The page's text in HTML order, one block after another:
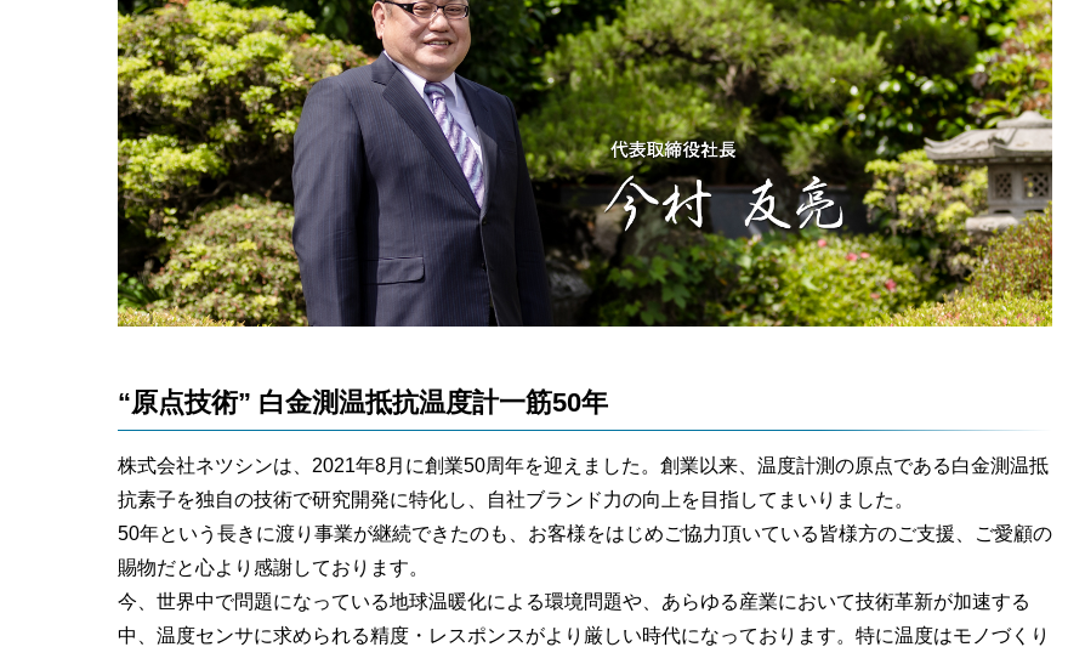
“原点技術” 白金測温抵抗温度計一筋50年
株式会社ネツシンは、2021年8月に創業50周年を迎えました。創業以来、温度計測の原点である白金測温抵
抗素子を独自の技術で研究開発に特化し、自社ブランド力の向上を目指してまいりました。
50年という長きに渡り事業が継続できたのも、お客様をはじめご協力頂いている皆様方のご支援、ご愛顧の
賜物だと心より感謝しております。
今、世界中で問題になっている地球温暖化による環境問題や、あらゆる産業において技術革新が加速する
中、温度センサに求められる精度・レスポンスがより厳しい時代になっております。特に温度はモノづくり